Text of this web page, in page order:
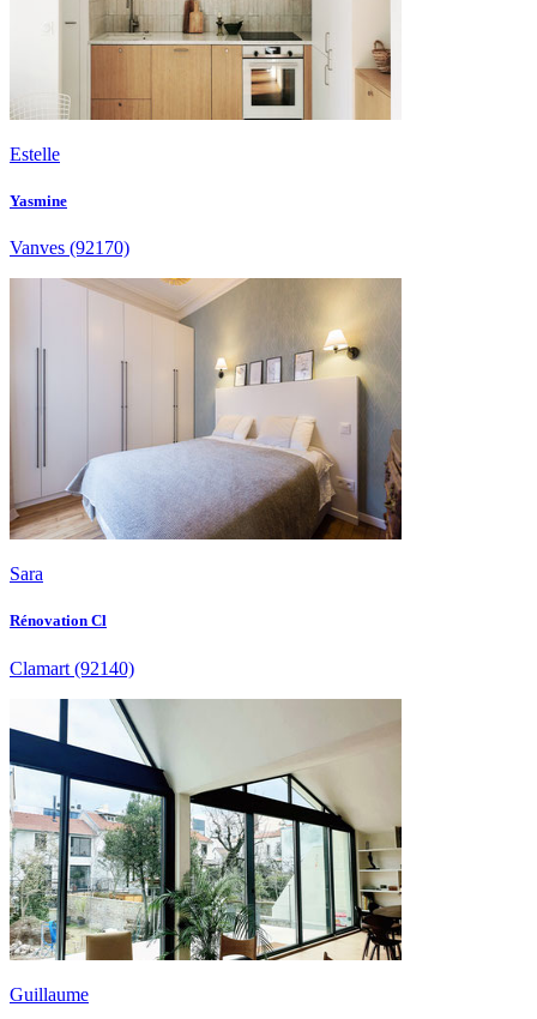
Estelle
Yasmine
Vanves (92170)
Sara
Rénovation Cl
Clamart (92140)
Guillaume